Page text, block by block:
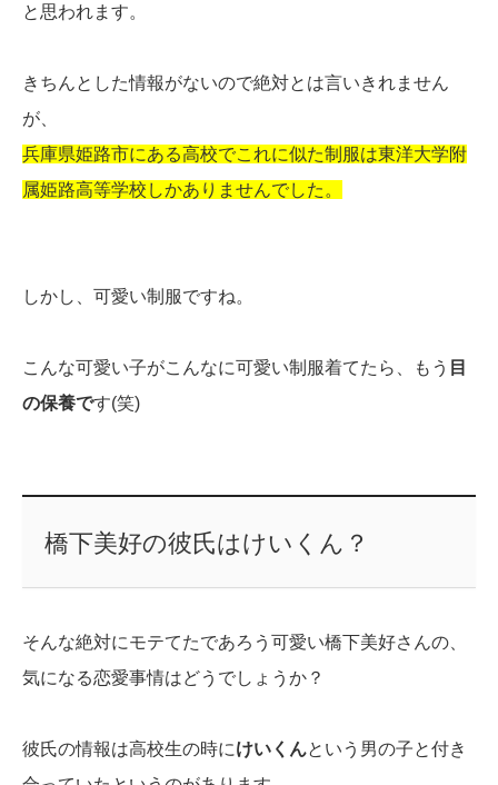
と思われます。
きちんとした情報がないので絶対とは言いきれません
が、
兵庫県姫路市にある高校でこれに似た制服は東洋大学附
属姫路高等学校しかありませんでした。
しかし、可愛い制服ですね。
こんな可愛い子がこんなに可愛い制服着てたら、もう 目
の保養です(笑)
橋下美好の彼氏はけいくん？
そんな絶対にモテてたであろう可愛い橋下美好さんの、
気になる恋愛事情はどうでしょうか？
彼氏の情報は高校生の時にけいくんという男の子と付き